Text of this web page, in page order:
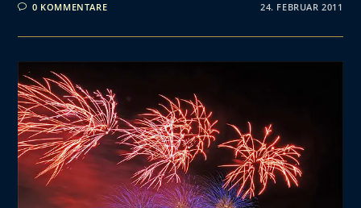
0 KOMMENTARE 24. FEBRUAR 2011